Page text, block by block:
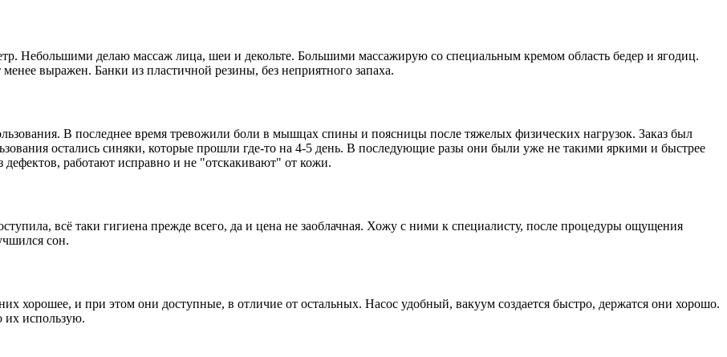
Небольшими делаю массаж лица, шеи и декольте. Большими массажирую со специальным кремом область бедер и ягодиц.
выражен. Банки из пластичной резины, без неприятного запаха.
В последнее время тревожили боли в мышцах спины и поясницы после тяжелых физических нагрузок. Заказ был
остались синяки, которые прошли где-то на 4-5 день. В последующие разы они были уже не такими яркими и быстрее
работают исправно и не "отскакивают" от кожи.
всё таки гигиена прежде всего, да и цена не заоблачная. Хожу с ними к специалисту, после процедуры ощущения
сон.
хорошее, и при этом они доступные, в отличие от остальных. Насос удобный, вакуум создается быстро, держатся они хорошо.
их использую.